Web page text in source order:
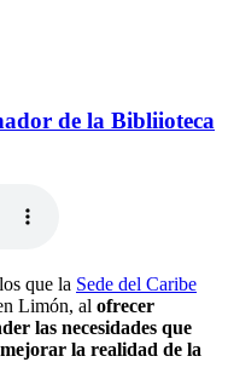
de la Bibliioteca
que la Sede del Caribe
Limón, al ofrecer
las necesidades que
la realidad de la